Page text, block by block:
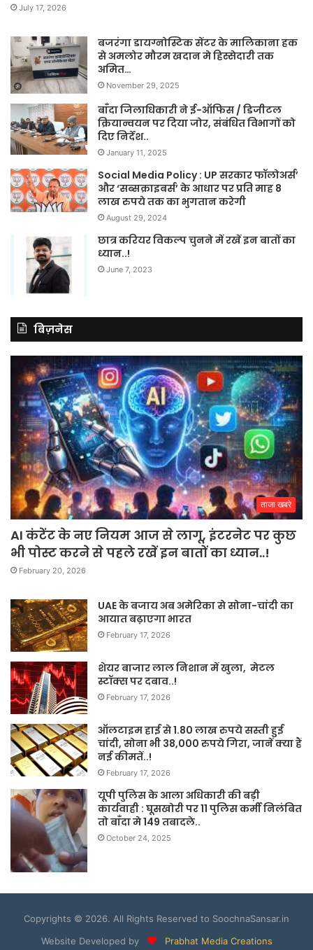
July 17, 2026
बजरंगा डायग्नोस्टिक सेंटर के मालिकाना हक
से अमलोर मौरम खदान मे हिस्सेदारी तक
अमित…
November 29, 2025
बाँदा जिलाधिकारी ने ई-ऑफिस / डिजीटल
क्रियान्वयन पर दिया जोर, संबंधित विभागों को
दिए निर्देश..
January 11, 2025
Social Media Policy : UP सरकार फॉलोअर्स’
और ‘सब्सक्राइबर्स’ के आधार पर प्रति माह 8
लाख रुपये तक का भुगतान करेगी
August 29, 2024
छात्र करियर विकल्प चुनने में रखें इन बातों का
ध्यान..!
June 7, 2023
बिज़नेस
ताजा खबरे
AI कंटेंट के नए नियम आज से लागू, इंटरनेट पर कुछ
भी पोस्ट करने से पहले रखें इन बातों का ध्यान..!
February 20, 2026
UAE के बजाय अब अमेरिका से सोना-चांदी का
आयात बढ़ाएगा भारत
February 17, 2026
शेयर बाजार लाल निशान में खुला, मेटल
स्टॉक्स पर दबाव..!
February 17, 2026
ऑलटाइम हाई से 1.80 लाख रुपये सस्ती हुई
चांदी, सोना भी 38,000 रुपये गिरा, जानें क्या हैं
नई कीमतें..!
February 17, 2026
यूपी पुलिस के आला अधिकारी की बड़ी
कार्यवाही : घूसखोरी पर 11 पुलिस कर्मी निलंबित
तो बाँदा मे 149 तबादले..
October 24, 2025
Copyrights © 2026. All Rights Reserved to SoochnaSansar.in
Website Developed by
Prabhat Media Creations